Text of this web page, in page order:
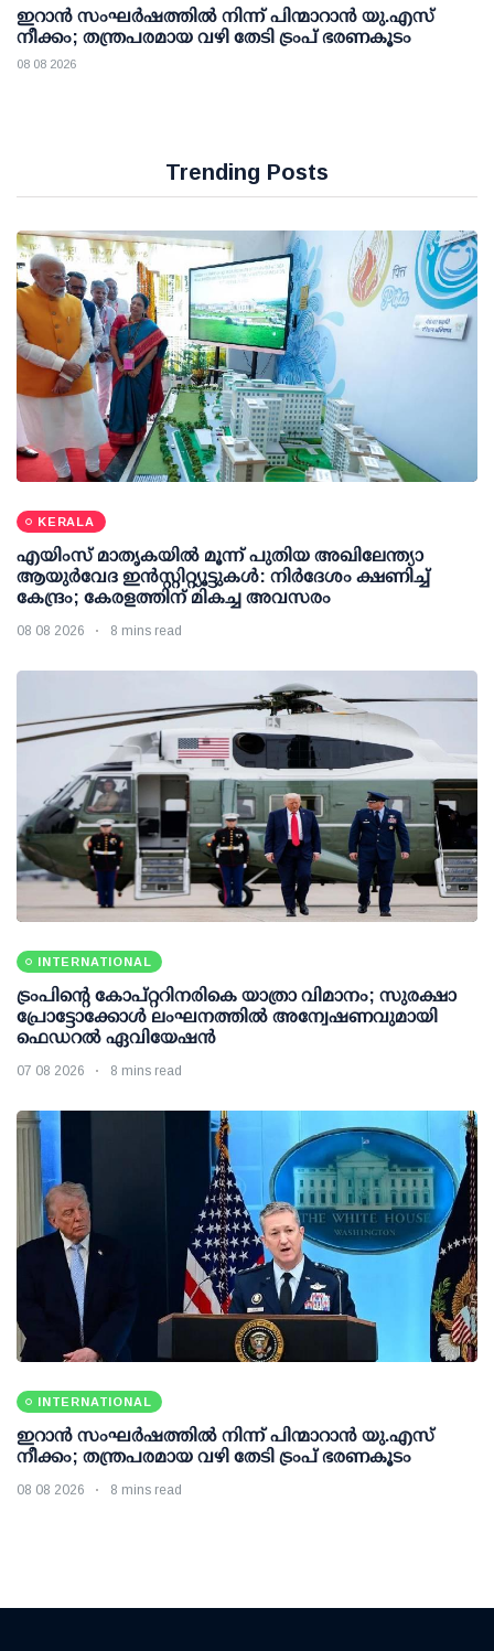
ഇറാന്‍ സംഘര്‍ഷത്തില്‍ നിന്ന് പിന്മാറാന്‍ യു.എസ്
നീക്കം; തന്ത്രപരമായ വഴി തേടി ട്രംപ് ഭരണകൂടം
08 08 2026
Trending Posts
KERALA
എയിംസ് മാതൃകയില്‍ മൂന്ന് പുതിയ അഖിലേന്ത്യാ
ആയുര്‍വേദ ഇന്‍സ്റ്റിറ്റ്യൂട്ടുകള്‍: നിര്‍ദേശം ക്ഷണിച്ച്
കേന്ദ്രം; കേരളത്തിന് മികച്ച അവസരം
08 08 2026 8 mins read
INTERNATIONAL
ട്രംപിന്റെ കോപ്റ്ററിനരികെ യാത്രാ വിമാനം; സുരക്ഷാ
പ്രോട്ടോക്കോള്‍ ലംഘനത്തില്‍ അന്വേഷണവുമായി
ഫെഡറല്‍ ഏവിയേഷന്‍
07 08 2026 8 mins read
INTERNATIONAL
ഇറാന്‍ സംഘര്‍ഷത്തില്‍ നിന്ന് പിന്മാറാന്‍ യു.എസ്
നീക്കം; തന്ത്രപരമായ വഴി തേടി ട്രംപ് ഭരണകൂടം
08 08 2026 8 mins read